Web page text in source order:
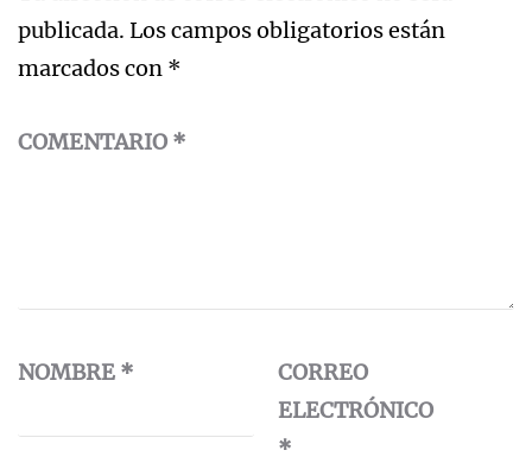
publicada. Los campos obligatorios están
marcados con *
COMENTARIO *
NOMBRE *
CORREO
ELECTRÓNICO
*